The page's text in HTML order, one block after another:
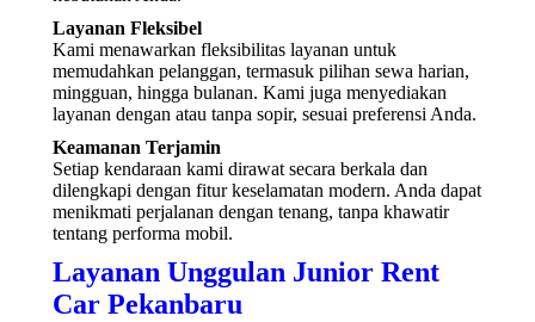
Layanan Fleksibel
Kami menawarkan fleksibilitas layanan untuk
memudahkan pelanggan, termasuk pilihan sewa harian,
mingguan, hingga bulanan. Kami juga menyediakan
layanan dengan atau tanpa sopir, sesuai preferensi Anda.
Keamanan Terjamin
Setiap kendaraan kami dirawat secara berkala dan
dilengkapi dengan fitur keselamatan modern. Anda dapat
menikmati perjalanan dengan tenang, tanpa khawatir
tentang performa mobil.
Layanan Unggulan Junior Rent
Car Pekanbaru